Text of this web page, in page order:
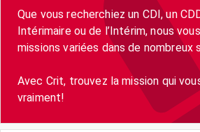
Que vous recherchiez un CDI, un
Intérimaire ou de l’Intérim, nous
missions variées dans de nombreux
Avec Crit, trouvez la mission qui
vraiment!